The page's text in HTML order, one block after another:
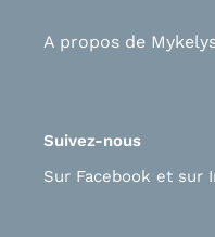
A propos de
Suivez-nous
Sur Facebook et sur